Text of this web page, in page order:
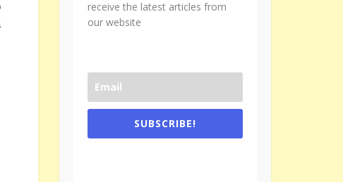
receive the latest articles from
our website
SUBSCRIBE!